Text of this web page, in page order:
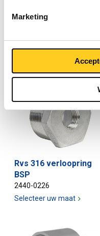
Marketing
Rvs 1.4408 verloop T-
Rvs 316 verloopring
BSP
2440-0226
Selecteer uw maat